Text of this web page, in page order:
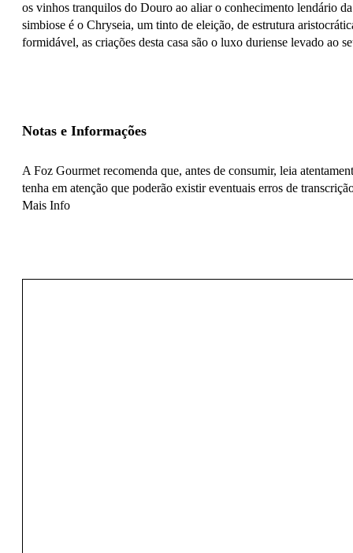
os vinhos tranquilos do Douro ao aliar o conhecimento lendário
simbiose é o Chryseia, um tinto de eleição, de estrutura
formidável, as criações desta casa são o luxo duriense levado ao
Notas e Informações
A Foz Gourmet recomenda que, antes de consumir, leia
tenha em atenção que poderão existir eventuais erros de
Mais Info